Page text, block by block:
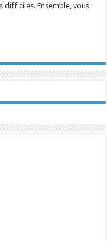
difficiles. Ensemble, vous